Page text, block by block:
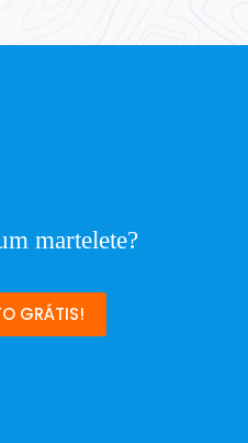
martelete?
GRÁTIS!